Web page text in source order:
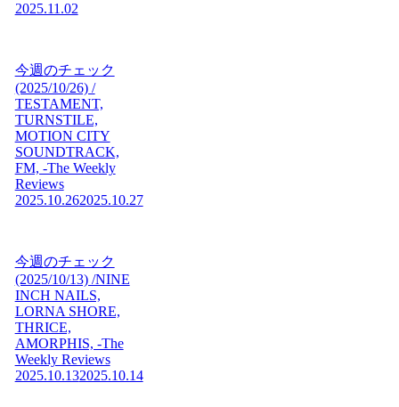
2025.11.02
今週のチェック
(2025/10/26) /
TESTAMENT,
TURNSTILE,
MOTION CITY
SOUNDTRACK,
FM, -The Weekly
Reviews
2025.10.262025.10.27
今週のチェック
(2025/10/13) /NINE
INCH NAILS,
LORNA SHORE,
THRICE,
AMORPHIS, -The
Weekly Reviews
2025.10.132025.10.14